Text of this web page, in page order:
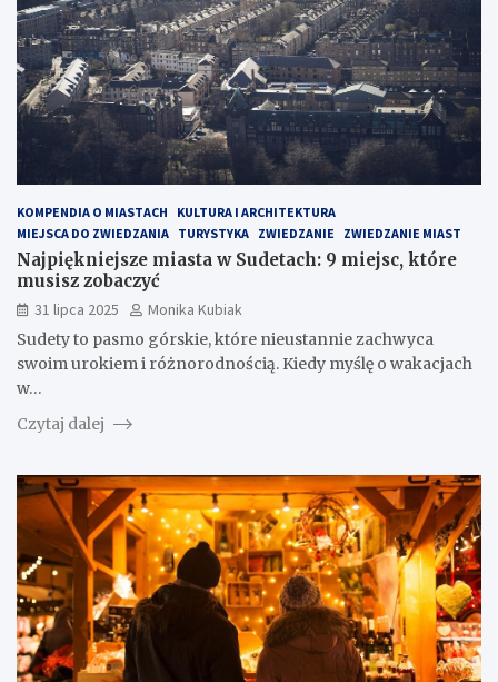
KOMPENDIA O MIASTACH
KULTURA I ARCHITEKTURA
MIEJSCA DO ZWIEDZANIA TURYSTYKA ZWIEDZANIE ZWIEDZANIE MIAST
Najpiękniejsze miasta w Sudetach: 9 miejsc, które
musisz zobaczyć
31 lipca 2025
Monika Kubiak
Sudety to pasmo górskie, które nieustannie zachwyca
swoim urokiem i różnorodnością. Kiedy myślę o wakacjach
w…
Czytaj dalej